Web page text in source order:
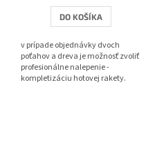
3,8
z
hviezdičiek.
DO KOŠÍKA
v prípade objednávky dvoch
poťahov a dreva je možnosť zvoliť
profesionálne nalepenie -
kompletizáciu hotovej rakety.